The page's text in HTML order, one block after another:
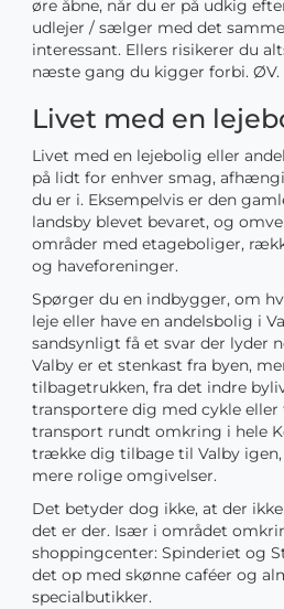
øre åbne, når du er på udkig
udlejer / sælger med det
interessant. Ellers risikerer du
næste gang du kigger forbi. ØV.
Livet med en
Livet med en lejebolig eller
på lidt for enhver smag,
du er i. Eksempelvis er den
landsby blevet bevaret, og
områder med etageboliger,
og haveforeninger.
Spørger du en indbygger, om
leje eller have en andelsbolig i
sandsynligt få et svar der lyder
Valby er et stenkast fra byen,
tilbagetrukken, fra det indre
transportere dig med cykle
transport rundt omkring i hele
trække dig tilbage til Valby
mere rolige omgivelser.
Det betyder dog ikke, at der
det er der. Især i området
shoppingcenter: Spinderiet og
det op med skønne caféer og
specialbutikker.